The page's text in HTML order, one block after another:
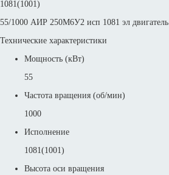
1081(1001)
55/1000 АИР 250M6У2 исп 1081 эл двигатель
Технические характеристики
Мощность (кВт)
55
Частота вращения (об/мин)
1000
Исполнение
1081(1001)
Высота оси вращения